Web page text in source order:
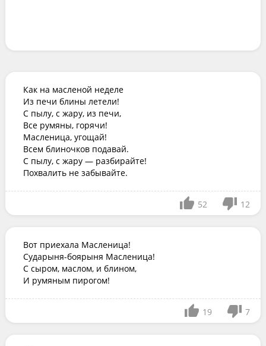
Как на масленой неделе
Из печи блины летели!
С пылу, с жару, из печи,
Все румяны, горячи!
Масленица, угощай!
Всем блиночков подавай.
С пылу, с жару — разбирайте!
Похвалить не забывайте.
52 12
Вот приехала Масленица!
Сударыня-боярыня Масленица!
С сыром, маслом, и блином,
И румяным пирогом!
19 7